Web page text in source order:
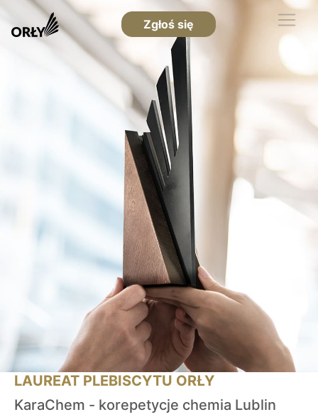
Zgłoś się
LAUREAT PLEBISCYTU ORŁY
KaraChem - korepetycje chemia Lublin